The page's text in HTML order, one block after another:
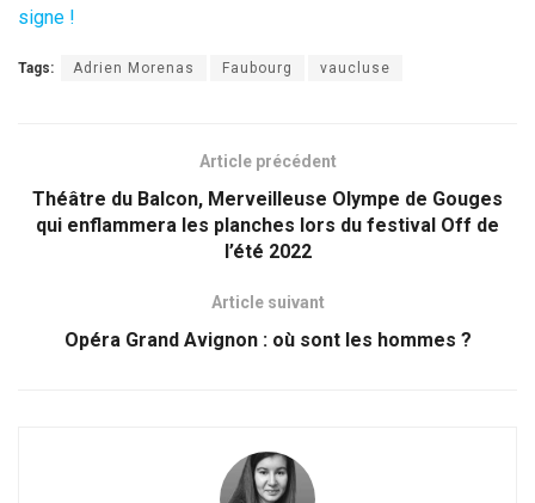
signe !
Tags: Adrien Morenas Faubourg vaucluse
Article précédent
Théâtre du Balcon, Merveilleuse Olympe de Gouges
qui enflammera les planches lors du festival Off de
l’été 2022
Article suivant
Opéra Grand Avignon : où sont les hommes ?